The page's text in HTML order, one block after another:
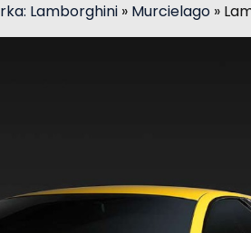
Lamborghini » Murcielago »